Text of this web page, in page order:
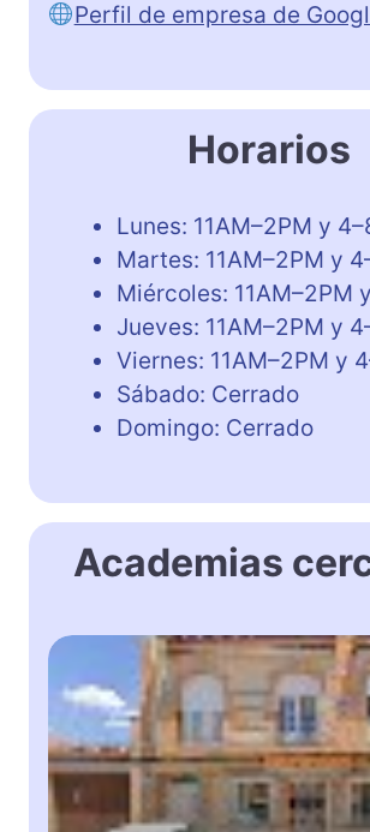
Perfil de empresa de
Horarios
Lunes: 11AM–2PM y
Martes: 11AM–2PM y
Miércoles: 11AM–2PM
Jueves: 11AM–2PM y
Viernes: 11AM–2PM y
Sábado: Cerrado
Domingo: Cerrado
Academias
Y
r
E
n